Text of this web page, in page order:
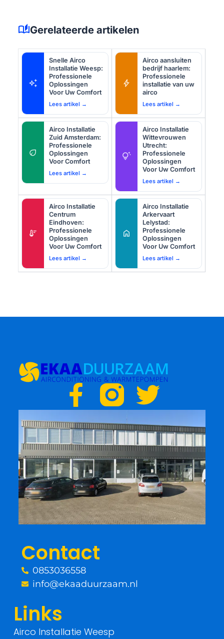
auto_storiesGerelateerde artikelen
auto_awesome
Snelle Airco
Installatie Weesp:
Professionele
Oplossingen
Voor Uw Comfort
Lees artikel →
bolt
Airco aansluiten
bedrijf haarlem:
Professionele
installatie van uw
airco
Lees artikel →
eco
Airco Installatie
Zuid Amsterdam:
Professionele
Oplossingen
Voor Comfort
Lees artikel →
tips_and_updates
Airco Installatie
Wittevrouwen
Utrecht:
Professionele
Oplossingen
Voor Uw Comfort
Lees artikel →
thermostat
Airco Installatie
Centrum
Eindhoven:
Professionele
Oplossingen
Voor Uw Comfort
Lees artikel →
home
Airco Installatie
Arkervaart
Lelystad:
Professionele
Oplossingen
Voor Uw Comfort
Lees artikel →
F
a
c
e
b
o
k
-
T
w
i
t
t
e
Contact
0853036558
info@ekaaduurzaam.nl
Links
Airco Installatie Weesp